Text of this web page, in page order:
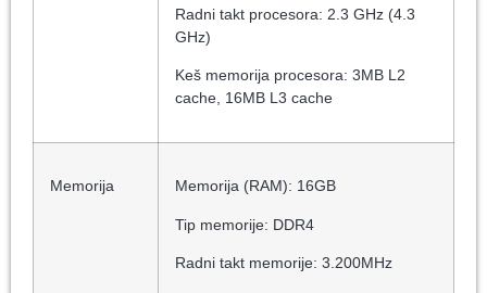
Radni takt procesora: 2.3 GHz (4.3
GHz)
Keš memorija procesora: 3MB L2
cache, 16MB L3 cache
Memorija Memorija (RAM): 16GB
Tip memorije: DDR4
Radni takt memorije: 3.200MHz